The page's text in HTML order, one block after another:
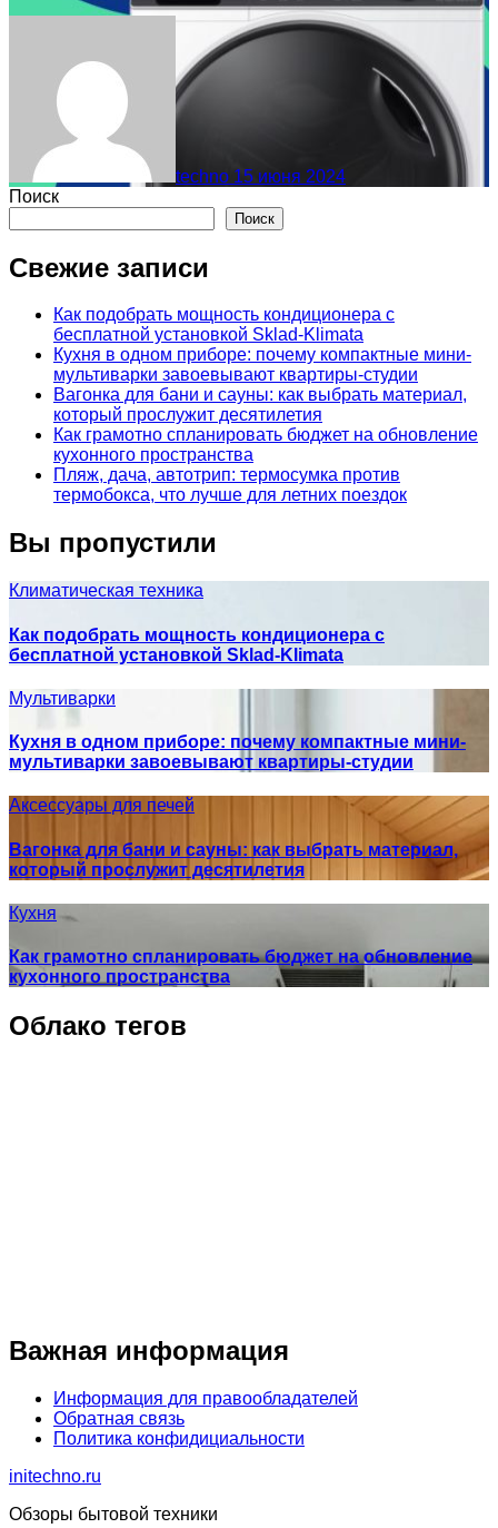
techno 15 июня 2024
Поиск
Поиск
Свежие записи
Как подобрать мощность кондиционера с
бесплатной установкой Sklad-Klimata
Кухня в одном приборе: почему компактные мини-
мультиварки завоевывают квартиры-студии
Вагонка для бани и сауны: как выбрать материал,
который прослужит десятилетия
Как грамотно спланировать бюджет на обновление
кухонного пространства
Пляж, дача, автотрип: термосумка против
термобокса, что лучше для летних поездок
Вы пропустили
Климатическая техника
Как подобрать мощность кондиционера с
бесплатной установкой Sklad-Klimata
Мультиварки
Кухня в одном приборе: почему компактные мини-
мультиварки завоевывают квартиры-студии
Аксессуары для печей
Вагонка для бани и сауны: как выбрать материал,
который прослужит десятилетия
Кухня
Как грамотно спланировать бюджет на обновление
кухонного пространства
Облако тегов
Важная информация
Информация для правообладателей
Обратная связь
Политика конфидициальности
initechno.ru
Обзоры бытовой техники